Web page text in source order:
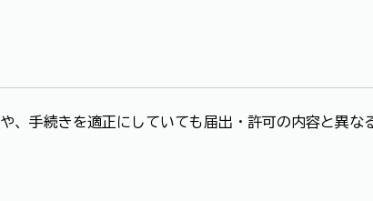
手続きを適正にしていても届出・許可の内容と異な